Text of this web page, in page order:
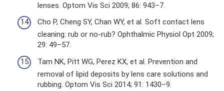
lenses. Optom Vis Sci 2009; 86: 943–7.
Cho P, Cheng SY, Chan WY, et al. Soft contact lens
cleaning: rub or no-rub? Ophthalmic Physiol Opt 2009;
29: 49–57.
Tam NK, Pitt WG, Perez KX, et al. Prevention and
removal of lipid deposits by lens care solutions and
rubbing. Optom Vis Sci 2014; 91: 1430–9.